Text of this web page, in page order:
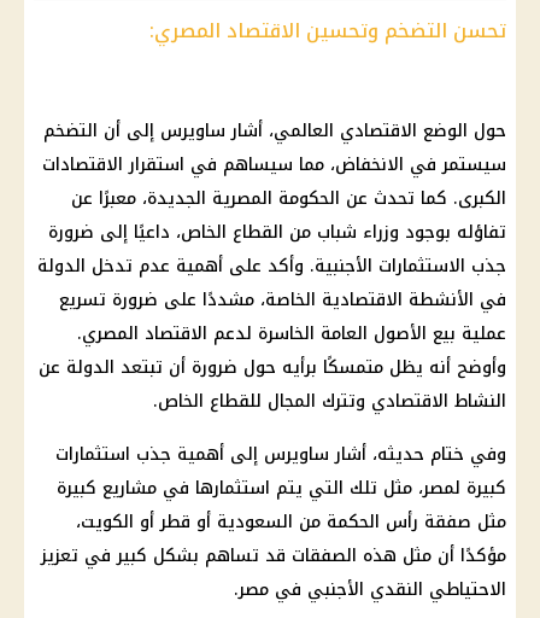
تحسن التضخم وتحسين الاقتصاد المصري:
حول الوضع الاقتصادي العالمي، أشار ساويرس إلى أن التضخم
سيستمر في الانخفاض، مما سيساهم في استقرار الاقتصادات
الكبرى. كما تحدث عن الحكومة المصرية الجديدة، معبرًا عن
تفاؤله بوجود وزراء شباب من القطاع الخاص، داعيًا إلى ضرورة
جذب الاستثمارات الأجنبية. وأكد على أهمية عدم تدخل الدولة
في الأنشطة الاقتصادية الخاصة، مشددًا على ضرورة تسريع
عملية بيع الأصول العامة الخاسرة لدعم الاقتصاد المصري.
وأوضح أنه يظل متمسكًا برأيه حول ضرورة أن تبتعد الدولة عن
النشاط الاقتصادي وتترك المجال للقطاع الخاص.
وفي ختام حديثه، أشار ساويرس إلى أهمية جذب استثمارات
كبيرة لمصر، مثل تلك التي يتم استثمارها في مشاريع كبيرة
مثل صفقة رأس الحكمة من السعودية أو قطر أو الكويت،
مؤكدًا أن مثل هذه الصفقات قد تساهم بشكل كبير في تعزيز
الاحتياطي النقدي الأجنبي في مصر.